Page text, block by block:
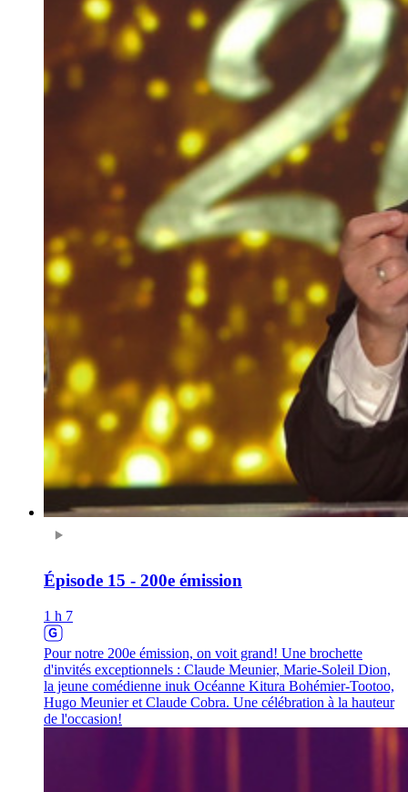
Épisode 15 - 200e émission
1 h 7
Pour notre 200e émission, on voit grand! Une brochette
d'invités exceptionnels : Claude Meunier, Marie-Soleil Dion,
la jeune comédienne inuk Océanne Kitura Bohémier-Tootoo,
Hugo Meunier et Claude Cobra. Une célébration à la hauteur
de l'occasion!